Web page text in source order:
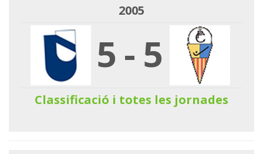
2005
5 - 5
Classificació i totes les jornades